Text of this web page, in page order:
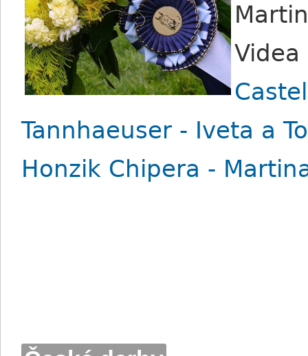
Tannhaeuser - Iveta a
Honzik Chipera -